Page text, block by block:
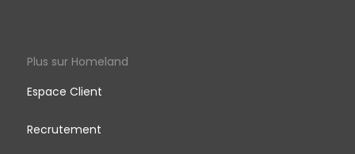
Plus sur Homeland
Espace Client
Recrutement